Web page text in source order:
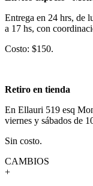
Entrega en 24 hrs, de
a 17 hs, con
Costo: $150.
Retiro en tienda
En Ellauri 519 esq
viernes y sábados de
Sin costo.
CAMBIOS
+